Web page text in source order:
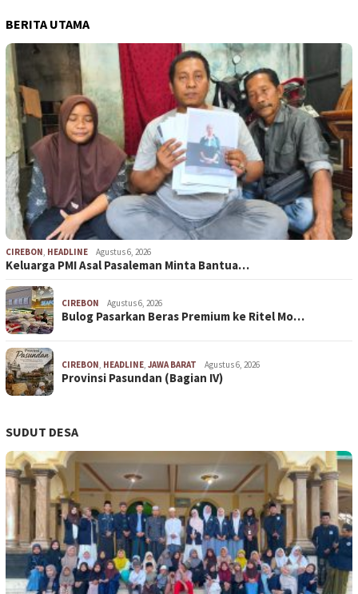
BERITA UTAMA
CIREBON, HEADLINE Agustus 6, 2026
Keluarga PMI Asal Pasaleman Minta Bantua…
CIREBON Agustus 6, 2026
Bulog Pasarkan Beras Premium ke Ritel Mo…
CIREBON, HEADLINE, JAWA BARAT Agustus 6, 2026
Provinsi Pasundan (Bagian IV)
SUDUT DESA